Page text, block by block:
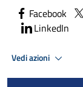
Facebook
LinkedIn
Vedi azioni